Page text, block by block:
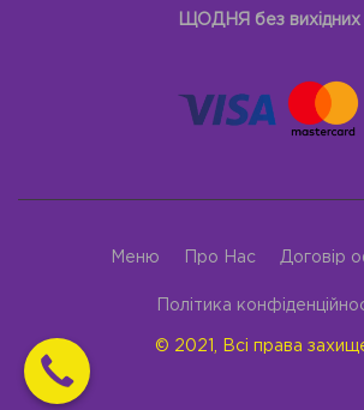
ЩОДНЯ без вихідних
Меню Про Нас Договір
Політика
© 2021, Всі права